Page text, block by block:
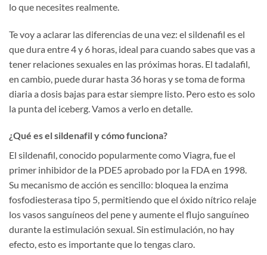
lo que necesites realmente.
Te voy a aclarar las diferencias de una vez: el sildenafil es el
que dura entre 4 y 6 horas, ideal para cuando sabes que vas a
tener relaciones sexuales en las próximas horas. El tadalafil,
en cambio, puede durar hasta 36 horas y se toma de forma
diaria a dosis bajas para estar siempre listo. Pero esto es solo
la punta del iceberg. Vamos a verlo en detalle.
¿Qué es el sildenafil y cómo funciona?
El sildenafil, conocido popularmente como Viagra, fue el
primer inhibidor de la PDE5 aprobado por la FDA en 1998.
Su mecanismo de acción es sencillo: bloquea la enzima
fosfodiesterasa tipo 5, permitiendo que el óxido nítrico relaje
los vasos sanguíneos del pene y aumente el flujo sanguíneo
durante la estimulación sexual. Sin estimulación, no hay
efecto, esto es importante que lo tengas claro.